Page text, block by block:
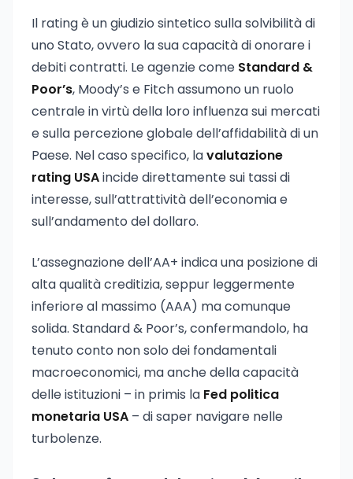
Il rating è un giudizio sintetico sulla solvibilità di
uno Stato, ovvero la sua capacità di onorare i
debiti contratti. Le agenzie come Standard &
Poor’s, Moody’s e Fitch assumono un ruolo
centrale in virtù della loro influenza sui mercati
e sulla percezione globale dell’affidabilità di un
Paese. Nel caso specifico, lavalutazione
rating USAincide direttamente sui tassi di
interesse, sull’attrattività dell’economia e
sull’andamento del dollaro.
L’assegnazione dell’AA+ indica una posizione di
alta qualità creditizia, seppur leggermente
inferiore al massimo (AAA) ma comunque
solida. Standard & Poor’s, confermandolo, ha
tenuto conto non solo dei fondamentali
macroeconomici, ma anche della capacità
delle istituzioni – in primis la Fed politica
monetaria USA – di saper navigare nelle
turbolenze.